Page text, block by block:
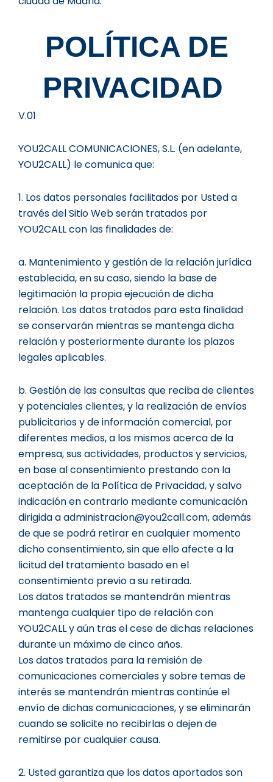
POLÍTICA DE
PRIVACIDAD
V.01
YOU2CALL COMUNICACIONES, S.L. (en adelante,
YOU2CALL) le comunica que:
1. Los datos personales facilitados por Usted a
través del Sitio Web serán tratados por
YOU2CALL con las finalidades de:
a. Mantenimiento y gestión de la relación jurídica
establecida, en su caso, siendo la base de
legitimación la propia ejecución de dicha
relación. Los datos tratados para esta finalidad
se conservarán mientras se mantenga dicha
relación y posteriormente durante los plazos
legales aplicables.
b. Gestión de las consultas que reciba de clientes
y potenciales clientes, y la realización de envíos
publicitarios y de información comercial, por
diferentes medios, a los mismos acerca de la
empresa, sus actividades, productos y servicios,
en base al consentimiento prestando con la
aceptación de la Política de Privacidad, y salvo
indicación en contrario mediante comunicación
dirigida a administracion@you2call.com, además
de que se podrá retirar en cualquier momento
dicho consentimiento, sin que ello afecte a la
licitud del tratamiento basado en el
consentimiento previo a su retirada.
Los datos tratados se mantendrán mientras
mantenga cualquier tipo de relación con
YOU2CALL y aún tras el cese de dichas relaciones
durante un máximo de cinco años.
Los datos tratados para la remisión de
comunicaciones comerciales y sobre temas de
interés se mantendrán mientras continúe el
envío de dichas comunicaciones, y se eliminarán
cuando se solicite no recibirlas o dejen de
remitirse por cualquier causa.
2. Usted garantiza que los datos aportados son